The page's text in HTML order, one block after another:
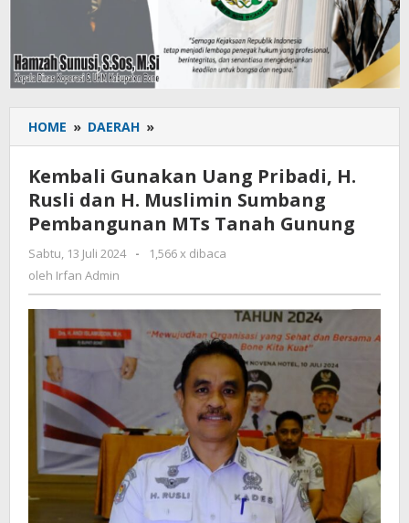
HOME » DAERAH »
Gunakan
Uang
Pribadi,
H.
Rusli
H.
Sumbang
Pembangunan
MTs
Tanah
Gunung
Kembali Gunakan Uang Pribadi, H.
Rusli dan H. Muslimin Sumbang
Pembangunan MTs Tanah Gunung
Sabtu, 13 Juli 2024
oleh
-
1,566 x dibaca
oleh Irfan Admin